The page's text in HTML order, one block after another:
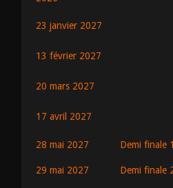
23 janvier 2027
13 février 2027
20 mars 2027
17 avril 2027
28 mai 2027 Demi finale 1
29 mai 2027 Demi finale